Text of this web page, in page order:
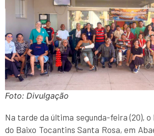
Foto: Divulgação
Na tarde da última segunda-feira (20),
do Baixo Tocantins Santa Rosa, em